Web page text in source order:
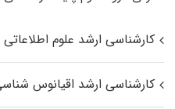
کارشناسی ارشد علوم اطلاعاتی
کارشناسی ارشد اقیانوس‌